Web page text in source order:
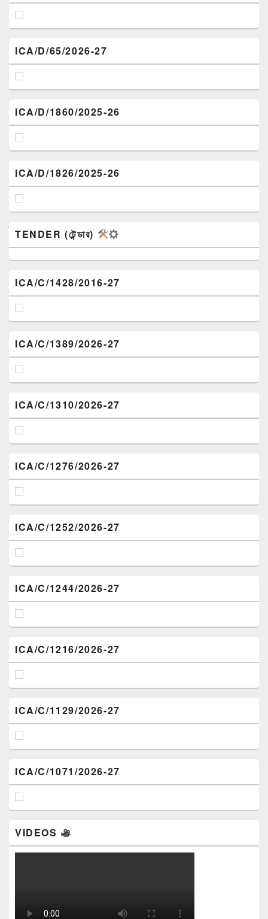
ICA/D/65/2026-27
ICA/D/1860/2025-26
ICA/D/1826/2025-26
TENDER (টেন্ডার)
ICA/C/1428/2016-27
ICA/C/1389/2026-27
ICA/C/1310/2026-27
ICA/C/1276/2026-27
ICA/C/1252/2026-27
ICA/C/1244/2026-27
ICA/C/1216/2026-27
ICA/C/1129/2026-27
ICA/C/1071/2026-27
VIDEOS